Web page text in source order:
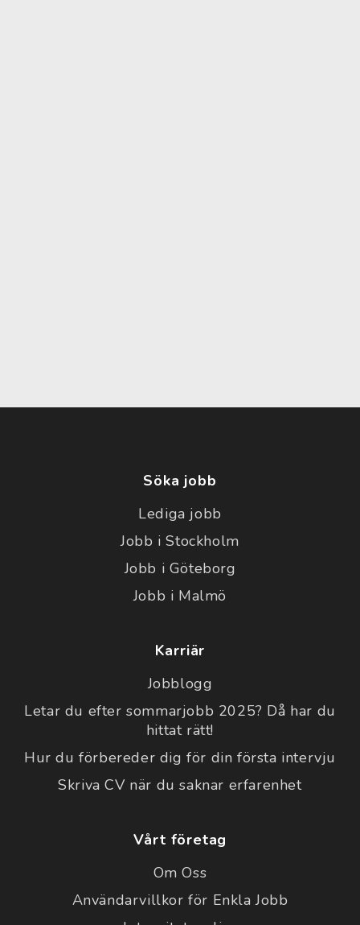
Söka jobb
Lediga jobb
Jobb i Stockholm
Jobb i Göteborg
Jobb i Malmö
Karriär
Jobblogg
Letar du efter sommarjobb 2025? Då har du
hittat rätt!
Hur du förbereder dig för din första intervju
Skriva CV när du saknar erfarenhet
Vårt företag
Om Oss
Användarvillkor för Enkla Jobb